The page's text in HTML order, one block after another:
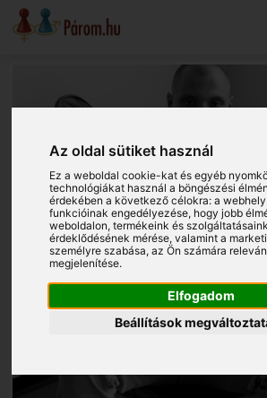
Az oldal sütiket használ
Ez a weboldal cookie-kat és egyéb
technológiákat használ a böngészési
érdekében a következő célokra:a
funkcióinak engedélyezése, hogy jobb
weboldalon,termékeink és
érdeklődésének mérése, valamint a
személyre szabása,az Ön számára
megjelenítése.
Elfogadom
Beállítások